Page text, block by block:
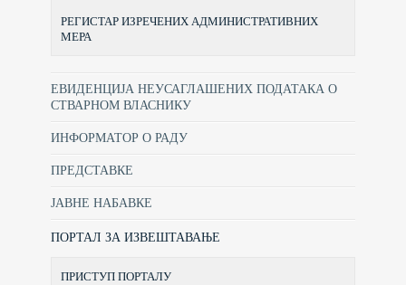
РЕГИСТАР ИЗРЕЧЕНИХ АДМИНИСТРАТИВНИХ
МЕРА
ЕВИДЕНЦИЈА НЕУСАГЛАШЕНИХ ПОДАТАКА О
СТВАРНОМ ВЛАСНИКУ
ИНФОРМАТОР О РАДУ
ПРЕДСТАВКЕ
ЈАВНЕ НАБАВКЕ
ПОРТАЛ ЗА ИЗВЕШТАВАЊЕ
ПРИСТУП ПОРТАЛУ